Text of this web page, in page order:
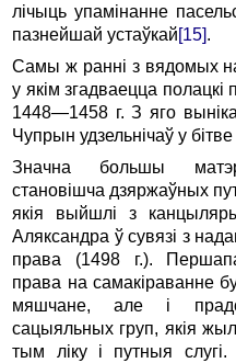
лічыць упамінанне
пазнейшай устаўкай[15].
Самы ж ранні з вядомых
у якім згадваецца полацкі
1448—1458 г. З яго
Чупрын удзельнічаў у
Значна большы
становішча дзяржаўных
якія выйшлі з
Аляксандра ў сувязі з
права (1498 г.).
права на самакіраванне
мяшчане, але і
сацыяльных груп, якія
тым ліку і путныя